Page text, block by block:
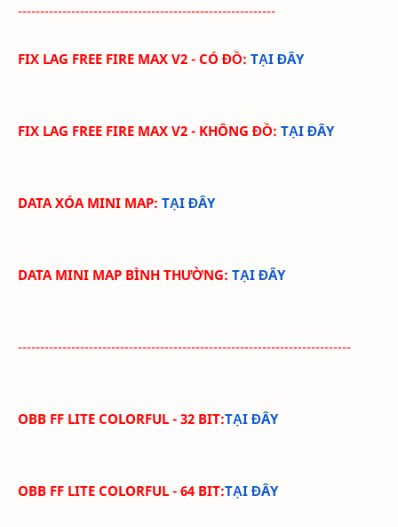
----------------------------------------------------------
FIX LAG FREE FIRE MAX V2 - CÓ ĐỒ: TẠI ĐÂY
FIX LAG FREE FIRE MAX V2 - KHÔNG ĐỒ: TẠI ĐÂY
DATA XÓA MINI MAP: TẠI ĐÂY
DATA MINI MAP BÌNH THƯỜNG: TẠI ĐÂY
---------------------------------------------------------------------------
OBB FF LITE COLORFUL - 32 BIT:TẠI ĐÂY
OBB FF LITE COLORFUL - 64 BIT:TẠI ĐÂY